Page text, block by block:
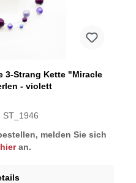
3-Strang Kette "Miracle
- violett
ST_1946
melden Sie sich
hieran.